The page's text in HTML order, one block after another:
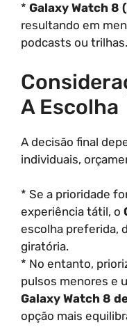
* Galaxy Watch 8
resultando em
podcasts ou trilhas.
A Escolha
A decisão final
individuais,
* Se a prioridade
experiência tátil, o
escolha preferida,
giratória.
* No entanto,
pulsos menores e
Galaxy Watch 8
opção mais